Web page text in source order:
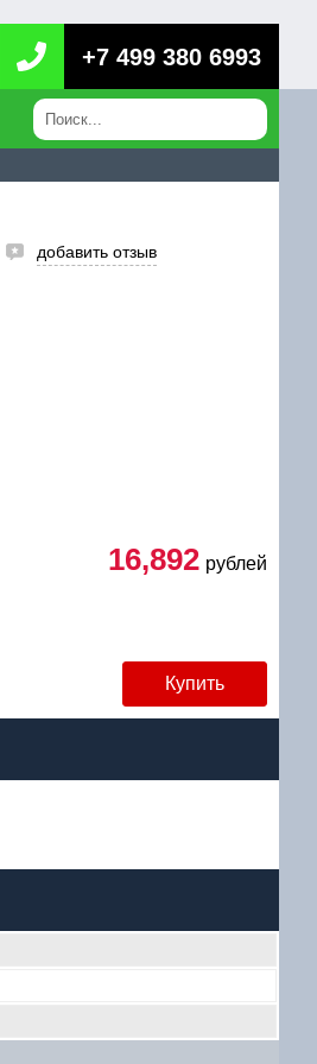
+7 499 380 6993
добавить отзыв
16,892 рублей
Купить